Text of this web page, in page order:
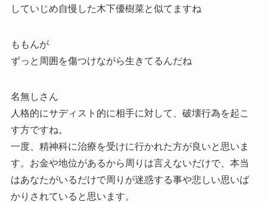
していじめ自慢した木下優樹菜と似てますね
ももんが
ずっと周囲を傷つけながら生きてるんだね
名無しさん
人格的にサディスト的に相手に対して、破壊行為を起こ
す方ですね。
一度、精神科に治療を受けに行かれた方が良いと思いま
す。お金や地位があるから周りは言えないだけで、本当
はあなたがいるだけで周りが迷惑する事や悲しい思いば
かりされていると思います。